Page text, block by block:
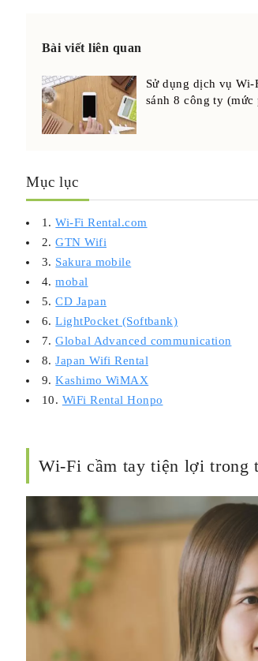
Bài viết liên quan
Sử dụng dịch vụ Wi-
sánh 8 công ty
Mục lục
1.Wi-Fi Rental.com
2.GTN Wifi
3. Sakura mobile
4.mobal
5.CD Japan
6.LightPocket (Softbank)
7.Global Advanced communication
8.Japan Wifi Rental
9.Kashimo WiMAX
10. WiFi Rental Honpo
Wi-Fi cầm tay tiện lợi trong